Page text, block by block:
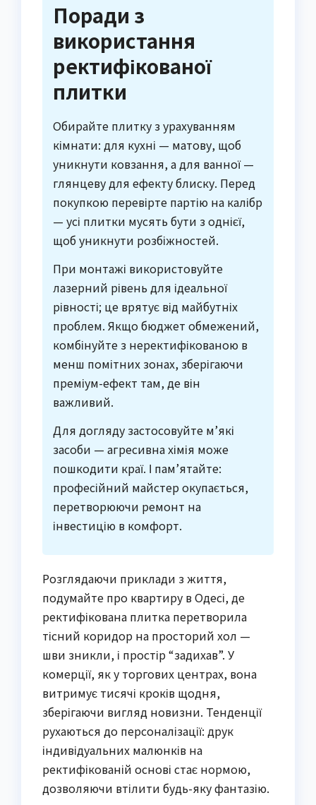
Поради з
використання
ректифікованої
плитки
Обирайте плитку з урахуванням
кімнати: для кухні — матову, щоб
уникнути ковзання, а для ванної —
глянцеву для ефекту блиску. Перед
покупкою перевірте партію на калібр
— усі плитки мусять бути з однієї,
щоб уникнути розбіжностей.
При монтажі використовуйте
лазерний рівень для ідеальної
рівності; це врятує від майбутніх
проблем. Якщо бюджет обмежений,
комбінуйте з неректифікованою в
менш помітних зонах, зберігаючи
преміум-ефект там, де він
важливий.
Для догляду застосовуйте м’які
засоби — агресивна хімія може
пошкодити краї. І пам’ятайте:
професійний майстер окупається,
перетворюючи ремонт на
інвестицію в комфорт.
Розглядаючи приклади з життя,
подумайте про квартиру в Одесі, де
ректифікована плитка перетворила
тісний коридор на просторий хол —
шви зникли, і простір “задихав”. У
комерції, як у торгових центрах, вона
витримує тисячі кроків щодня,
зберігаючи вигляд новизни. Тенденції
рухаються до персоналізації: друк
індивідуальних малюнків на
ректифікованій основі стає нормою,
дозволяючи втілити будь-яку фантазію.